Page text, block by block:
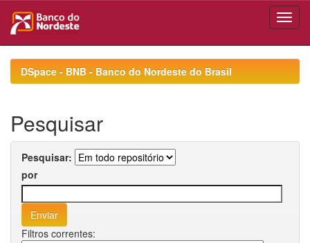
navigationDSpace - BNB - Banco do Nordeste do Brasil
Pesquisar
Pesquisar:
por
Filtros correntes: